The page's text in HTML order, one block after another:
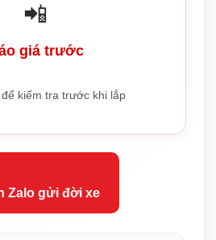
📲
giá trước
kiểm tra trước khi lắp
Zalo gửi đời xe